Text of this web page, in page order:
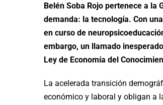
Belén Soba Rojo pertenece a la
demanda: la tecnología. Con
en curso de
embargo, un llamado
Ley de Economía del
La acelerada transición
económico y laboral y obligan a